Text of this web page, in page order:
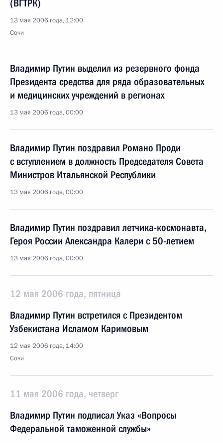
(ВГТРК)
13 мая 2006 года, 12:00
Сочи
Владимир Путин выделил из резервного фонда
Президента средства для ряда образовательных
и медицинских учреждений в регионах
13 мая 2006 года, 00:00
Владимир Путин поздравил Романо Проди
с вступлением в должность Председателя Совета
Министров Итальянской Республики
13 мая 2006 года, 00:00
Владимир Путин поздравил летчика-космонавта,
Героя России Александра Калери с 50-летием
13 мая 2006 года, 00:00
12 мая 2006 года, пятница
Владимир Путин встретился с Президентом
Узбекистана Исламом Каримовым
12 мая 2006 года, 14:00
Сочи
11 мая 2006 года, четверг
Владимир Путин подписал Указ «Вопросы
Федеральной таможенной службы»